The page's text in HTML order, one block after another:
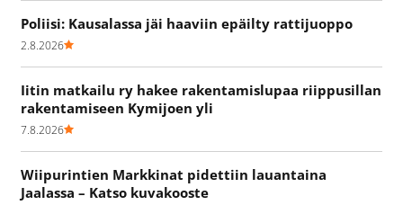
Poliisi: Kausalassa jäi haaviin epäilty rattijuoppo
2.8.2026
Iitin matkailu ry hakee rakentamislupaa riippusillan
rakentamiseen Kymijoen yli
7.8.2026
Wiipurintien Markkinat pidettiin lauantaina
Jaalassa – Katso kuvakooste